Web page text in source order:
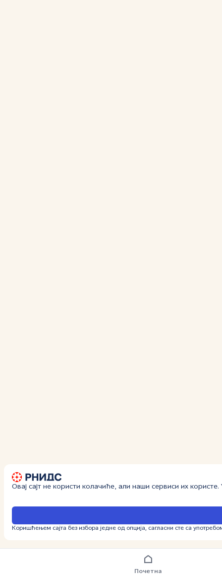
Почетна
Овај сајт не користи колачиће, али наши сервиси их
Коришћењем сајта без избора једне од опција, сагласни сте са